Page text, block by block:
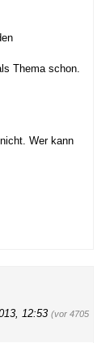
Thema schon.
Wer kann
12:53 (vor 4705